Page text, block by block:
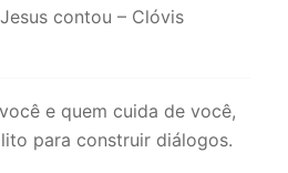
contou – Clóvis
e quem cuida de você,
para construir diálogos.